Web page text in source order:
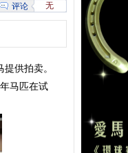
评论 无
提供拍卖。
马匹在试